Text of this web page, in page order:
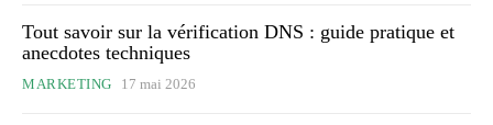
Tout savoir sur la vérification DNS : guide pratique et
anecdotes techniques
MARKETING 17 mai 2026